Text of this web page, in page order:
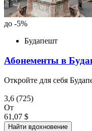
до -5%
Будапешт
Абонементы в
Откройте для себя
3,6 (725)
От
61,07 $
Найти вдохновение